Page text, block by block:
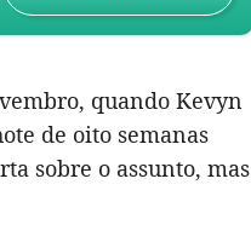
quando Kevyn
de oito semanas
sobre o assunto, mas